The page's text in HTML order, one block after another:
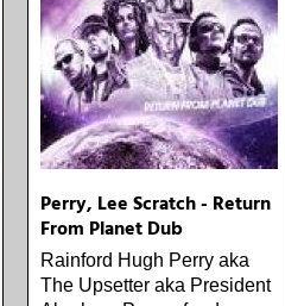
Perry, Lee Scratch - Return
From Planet Dub
Rainford Hugh Perry aka
The Upsetter aka President